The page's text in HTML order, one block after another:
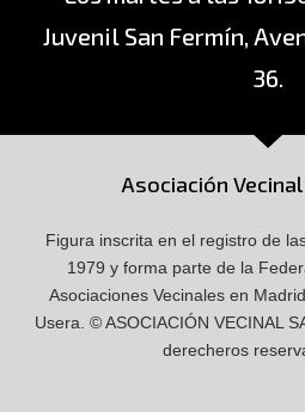
Juvenil San Fermín,
36.
Asociación
Figura inscrita en el registro de
1979 y forma parte de la
Asociaciones Vecinales en
Usera. © ASOCIACIÓN VECINAL
derecheros